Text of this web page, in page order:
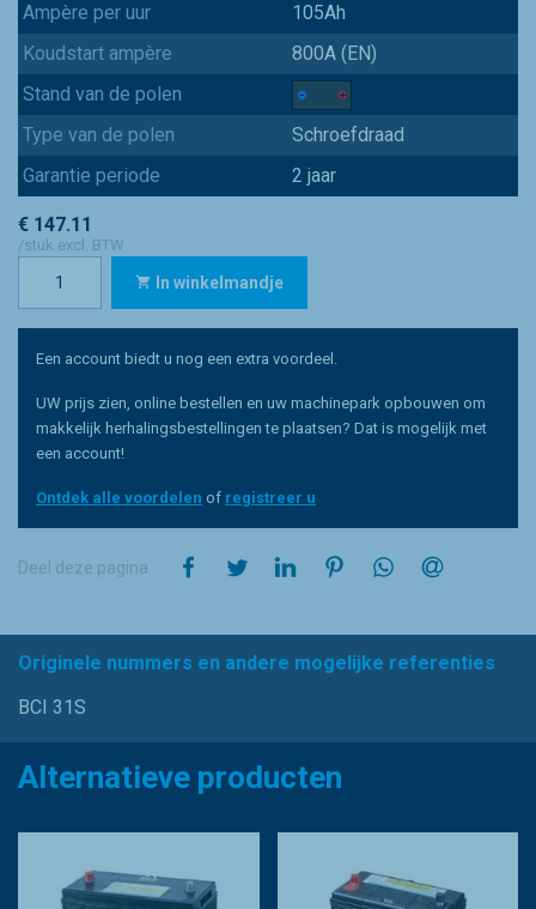
Ampère per uur
105Ah
Koudstart ampère
800A (EN)
Stand van de polen
Type van de polen
Schroefdraad
Garantie periode
2 jaar
€ 147.11
/stuk excl. BTW
In winkelmandje
Een account biedt u nog een extra voordeel.
UW prijs zien, online bestellen en uw machinepark opbouwen om
makkelijk herhalingsbestellingen te plaatsen? Dat is mogelijk met
een account!
Ontdek alle voordelen of registreer u
Deel deze pagina op Facebookop Twitterop LinkedInop Pinterestop WhatsApp
Originele nummers en andere mogelijke referenties
BCI 31S
Alternatieve producten